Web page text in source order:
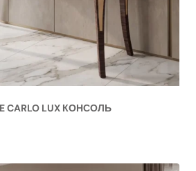
CARLO LUX КОНСОЛЬ